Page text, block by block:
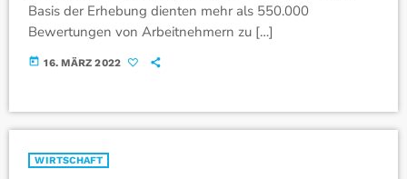
Basis der Erhebung dienten mehr als 550.000
Bewertungen von Arbeitnehmern zu […]
today 16. MÄRZ 2022
WIRTSCHAFT